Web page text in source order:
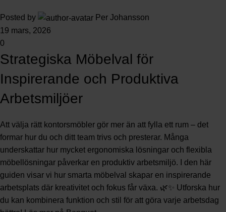
Posted by
Per Johansson
19 mars, 2026
0
Strategiska Möbelval för
Inspirerande och Produktiva
Arbetsmiljöer
Att välja rätt kontorsmöbler gör mer än att fylla ett rum – det
formar hur du och ditt team trivs och presterar. Många
underskattar hur mycket ergonomiska lösningar och flexibla
möbellösningar påverkar en produktiv arbetsmiljö. I den här
guiden visar vi hur smarta möbelval skapar en inspirerande
arbetsplats där kreativitet och fokus får växa. 🌿✨ Utforska hur
du kan kombinera funktion och stil för att göra varje arbetsdag